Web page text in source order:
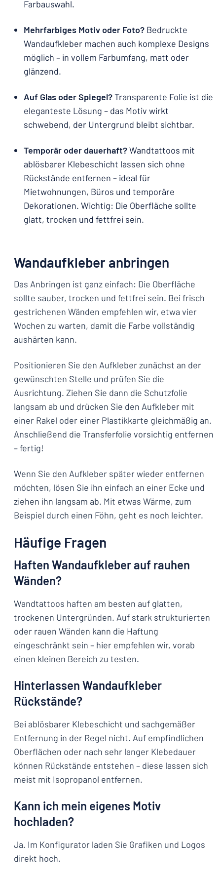
Farbauswahl.
Mehrfarbiges Motiv oder Foto? Bedruckte
Wandaufkleber machen auch komplexe Designs
möglich – in vollem Farbumfang, matt oder
glänzend.
Auf Glas oder Spiegel?Transparente Folie ist die
eleganteste Lösung – das Motiv wirkt
schwebend, der Untergrund bleibt sichtbar.
Temporär oder dauerhaft?Wandtattoos mit
ablösbarer Klebeschicht lassen sich ohne
Rückstände entfernen – ideal für
Mietwohnungen, Büros und temporäre
Dekorationen. Wichtig: Die Oberfläche sollte
glatt, trocken und fettfrei sein.
Wandaufkleber anbringen
Das Anbringen ist ganz einfach: Die Oberfläche
sollte sauber, trocken und fettfrei sein. Bei frisch
gestrichenen Wänden empfehlen wir, etwa vier
Wochen zu warten, damit die Farbe vollständig
aushärten kann.
Positionieren Sie den Aufkleber zunächst an der
gewünschten Stelle und prüfen Sie die
Ausrichtung. Ziehen Sie dann die Schutzfolie
langsam ab und drücken Sie den Aufkleber mit
einer Rakel oder einer Plastikkarte gleichmäßig an.
Anschließend die Transferfolie vorsichtig entfernen
– fertig!
Wenn Sie den Aufkleber später wieder entfernen
möchten, lösen Sie ihn einfach an einer Ecke und
ziehen ihn langsam ab. Mit etwas Wärme, zum
Beispiel durch einen Föhn, geht es noch leichter.
Häufige Fragen
Haften Wandaufkleber auf rauhen
Wänden?
Wandtattoos haften am besten auf glatten,
trockenen Untergründen. Auf stark strukturierten
oder rauen Wänden kann die Haftung
eingeschränkt sein – hier empfehlen wir, vorab
einen kleinen Bereich zu testen.
Hinterlassen Wandaufkleber
Rückstände?
Bei ablösbarer Klebeschicht und sachgemäßer
Entfernung in der Regel nicht. Auf empfindlichen
Oberflächen oder nach sehr langer Klebedauer
können Rückstände entstehen – diese lassen sich
meist mit Isopropanol entfernen.
Kann ich mein eigenes Motiv
hochladen?
Ja. Im Konfigurator laden Sie Grafiken und Logos
direkt hoch.